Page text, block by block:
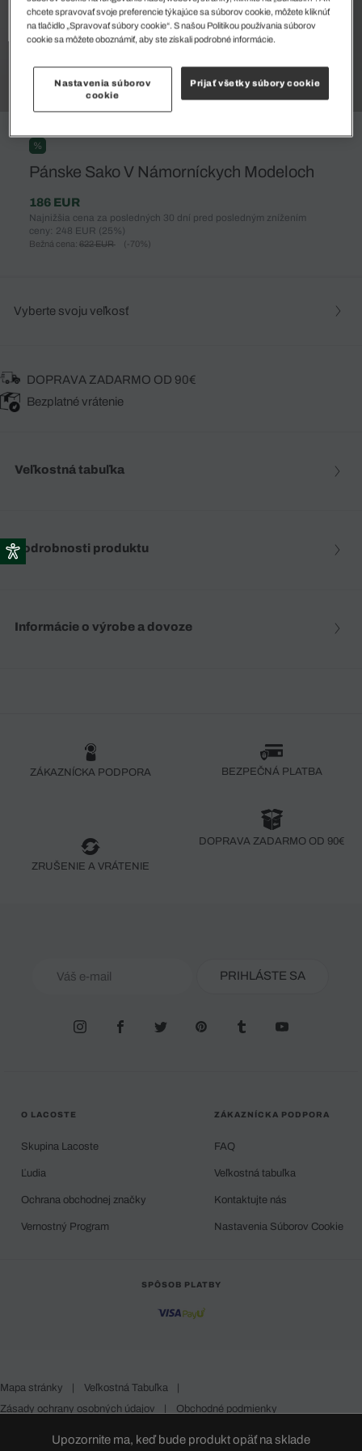
%
Pánske Sako V Námorníckych Modeloch
186 EUR
Najnižšia cena za posledných 30 dní pred posledným znížením
ceny: 248 EUR (25%)
Bežná cena: 622 EUR (-70%)
Vyberte svoju veľkosť
DOPRAVA ZADARMO OD 90€
Bezplatné vrátenie
Veľkostná tabuľka
Podrobnosti produktu
Informácie o výrobe a dovoze
Upozornite ma, keď bude produkt opäť na sklade
ZÁKAZNÍCKA PODPORA BEZPEČNÁ PLATBA
ZRUŠENIE A VRÁTENIE
DOPRAVA ZADARMO OD 90€
PRIHLÁSTE SA
O LACOSTE
Skupina Lacoste
Ľudia
Ochrana obchodnej značky
Vernostný Program
ZÁKAZNÍCKA PODPORA
FAQ
Veľkostná tabuľka
Kontaktujte nás
Nastavenia Súborov Cookie
SPÔSOB PLATBY
Mapa stránky | Veľkostná Tabuľka
|
Zásady ochrany osobných údajov
| Obchodné podmienky
chcete spravovať svoje preferencie týkajúce sa súborov cookie, môžete kliknúť
na tlačidlo „Spravovať súbory cookie“. S našou Politikou používania súborov
cookie sa môžete oboznámiť, aby ste získali podrobné informácie.
Nastavenia súborov
cookie
Prijať všetky súbory cookie